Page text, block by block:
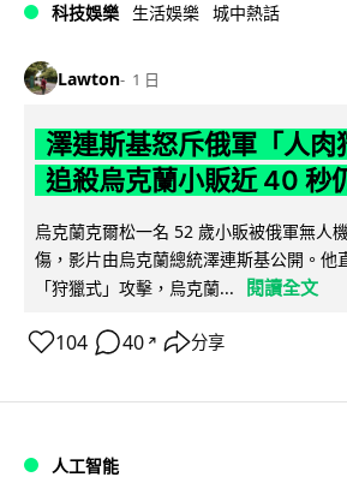
科技娛樂 生活娛樂 城中熱話
Lawton 1 日
澤連斯基怒斥俄軍「人肉
追殺烏克蘭小販近 40 秒
烏克蘭克爾松一名 52 歲小販被俄軍無人
傷，影片由烏克蘭總統澤連斯基公開。他
「狩獵式」攻擊，烏克蘭...
閱讀全文
104 40 ↗ 分享
人工智能